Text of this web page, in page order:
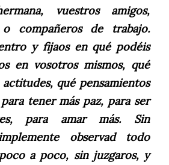
vuestros amigos,
compañeros de trabajo.
y fijaos en qué podéis
en vosotros mismos, qué
qué pensamientos
tener más paz, para ser
para amar más. Sin
observad todo
a poco, sin juzgaros, y